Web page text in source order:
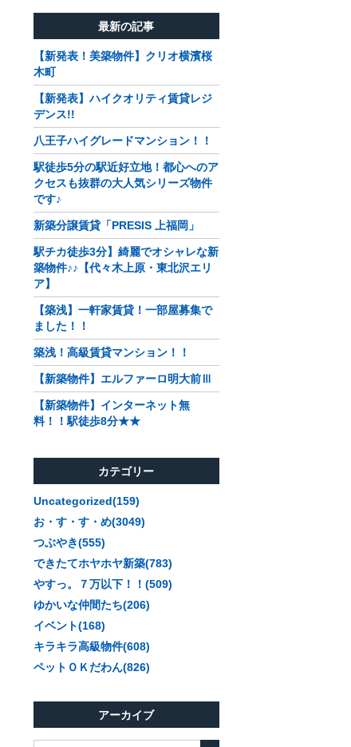
最新の記事
【新発表！美築物件】クリオ横濱桜
木町
【新発表】ハイクオリティ賃貸レジ
デンス!!
八王子ハイグレードマンション！！
駅徒歩5分の駅近好立地！都心へのア
クセスも抜群の大人気シリーズ物件
です♪
新築分譲賃貸「PRESIS 上福岡」
駅チカ徒歩3分】綺麗でオシャレな新
築物件♪♪【代々木上原・東北沢エリ
ア】
【築浅】一軒家賃貸！一部屋募集で
ました！！
築浅！高級賃貸マンション！！
【新築物件】エルファーロ明大前Ⅲ
【新築物件】インターネット無
料！！駅徒歩8分★★
カテゴリー
Uncategorized(159)
お・す・す・め(3049)
つぶやき(555)
できたてホヤホヤ新築(783)
やすっ。７万以下！！(509)
ゆかいな仲間たち(206)
イベント(168)
キラキラ高級物件(608)
ペットＯＫだわん(826)
アーカイブ